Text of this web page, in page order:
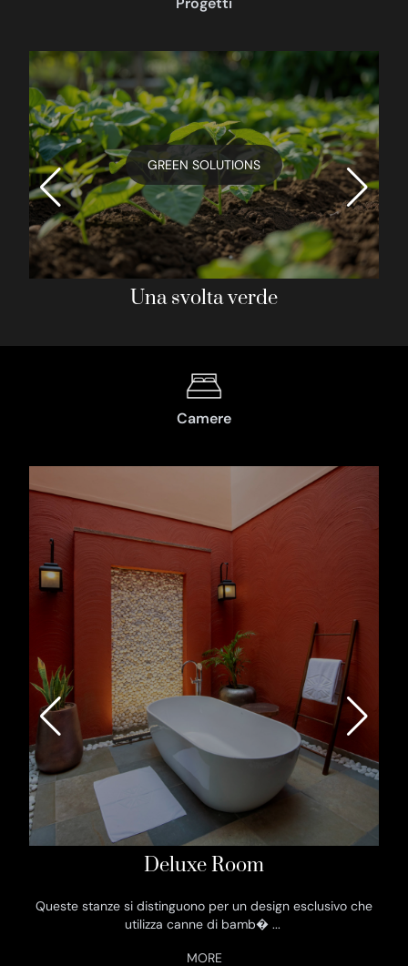
GREEN SOLUTIONS
Una svolta verde
Camere
Deluxe Room
Queste stanze si distinguono per un design esclusivo che
utilizza canne di bamb�...